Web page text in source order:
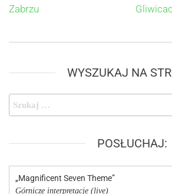
Zabrzu
WYSZUKAJ NA
POSŁUCHAJ:
„Magnificent Seven Theme”
Górnicze interpretacje (live)